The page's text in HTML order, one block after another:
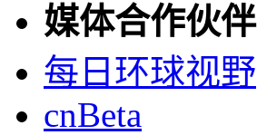
媒体合作伙伴
每日环球视野
cnBeta